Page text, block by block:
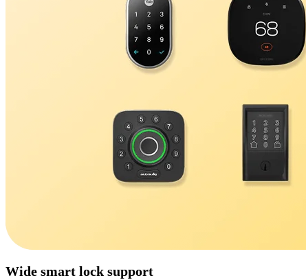
Wide smart lock support